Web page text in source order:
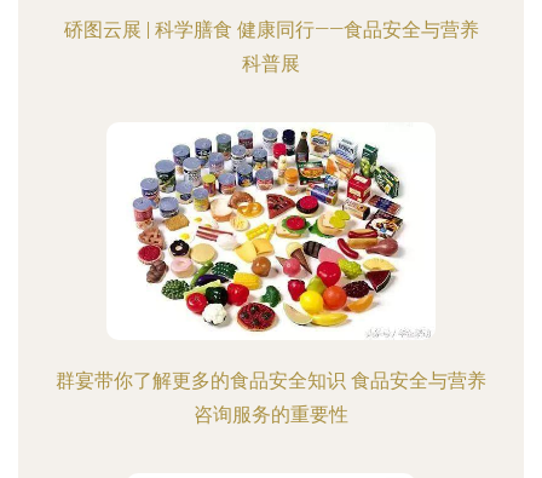
硚图云展 | 科学膳食 健康同行——食品安全与营养
科普展
群宴带你了解更多的食品安全知识 食品安全与营养
咨询服务的重要性